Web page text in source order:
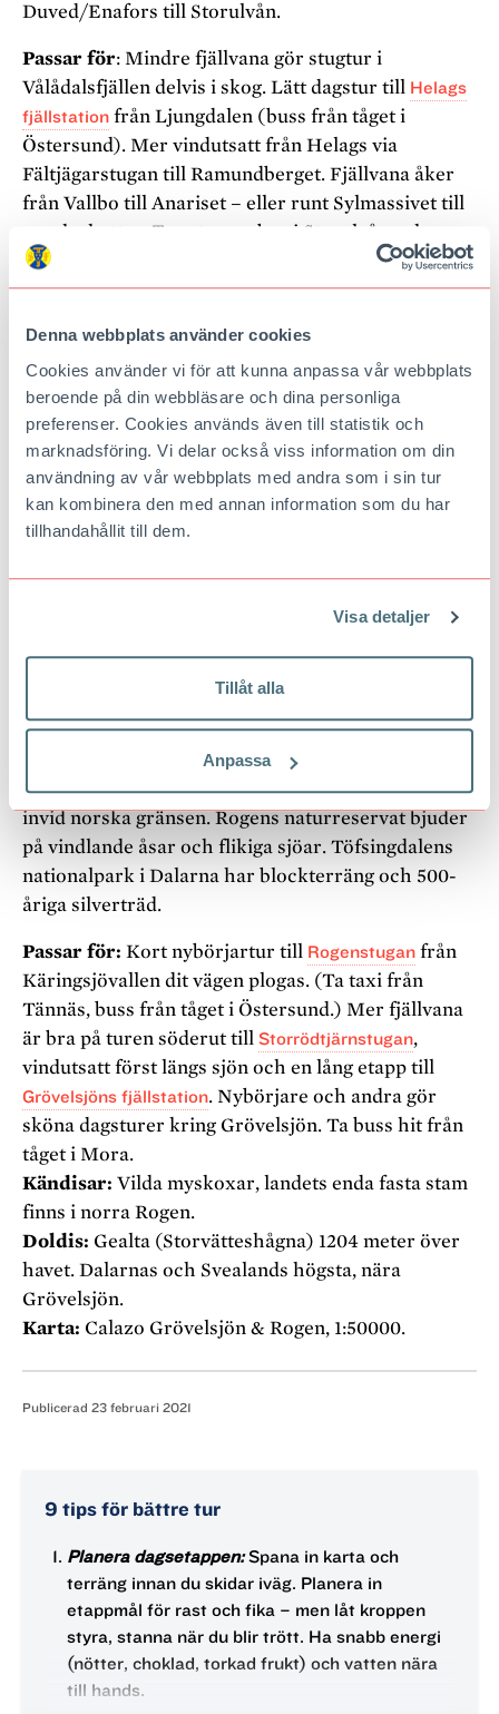
Denna webbplats använder cookies
Cookies använder vi för att kunna anpassa vår webbplats
beroende på din webbläsare och dina personliga
preferenser. Cookies används även till statistik och
marknadsföring. Vi delar också viss information om din
användning av vår webbplats med andra som i sin tur
kan kombinera den med annan information som du har
tillhandahållit till dem.
Visa detaljer
Tillåt alla
Anpassa
Duved/Enafors till Storulvån.
Passar för: Mindre fjällvana gör stugtur i
Vålådalsfjällen delvis i skog. Lätt dagstur till Helags
fjällstation från Ljungdalen (buss från tåget i
Östersund). Mer vindutsatt från Helags via
Fältjägarstugan till Ramundberget. Fjällvana åker
från Vallbo till Anariset – eller runt Sylmassivet till
norska hytter. Toppturare bor i Storulvån och
Sylarna.
Kändis:Jämtlandstriangeln mellan fjällstationer i
Doldisar:Snösäkra är Skäckerfjällen och
Frostviksfjällen norrut.
Fjällkarta: Calazo Jämtlandsfjällen, Z4
(Skäckerfjällen), Z1 (Frostviken), 1:100000.
Läs också
I Hemavan kan du göra nya toppturer varje
dag
5. ROGEN och DALAFJÄLL
Åsar och urträd i gränslöst land
I södra fjällen finns ett vilt och okänt naturområde
invid norska gränsen. Rogens naturreservat bjuder
på vindlande åsar och flikiga sjöar. Töfsingdalens
nationalpark i Dalarna har blockterräng och 500-
åriga silverträd.
Passar för: Kort nybörjartur till Rogenstugan från
Käringsjövallen dit vägen plogas. (Ta taxi från
Tännäs, buss från tåget i Östersund.) Mer fjällvana
är bra på turen söderut till Storrödtjärnstugan,
vindutsatt först längs sjön och en lång etapp till
Grövelsjöns fjällstation. Nybörjare och andra gör
sköna dagsturer kring Grövelsjön. Ta buss hit från
tåget i Mora.
Kändisar: Vilda myskoxar, landets enda fasta stam
finns i norra Rogen.
Doldis: Gealta (Storvätteshågna) 1204 meter över
havet. Dalarnas och Svealands högsta, nära
Grövelsjön.
Karta: Calazo Grövelsjön & Rogen, 1:50000.
Publicerad 23 februari 2021
9 tips för bättre tur
Planera dagsetappen:Spana in karta och
terräng innan du skidar iväg. Planera in
etappmål för rast och fika – men låt kroppen
styra, stanna när du blir trött. Ha snabb energi
(nötter, choklad, torkad frukt) och vatten nära
till hands.